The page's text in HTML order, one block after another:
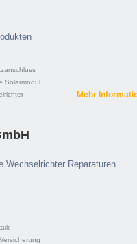
Solarmodul
Mehr
Wechselrichter Reparaturen
Versicherung